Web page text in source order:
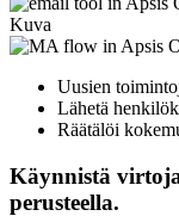
Kuva
Uusien
Lähetä
Räätälöi
Käynnistä
perusteella.